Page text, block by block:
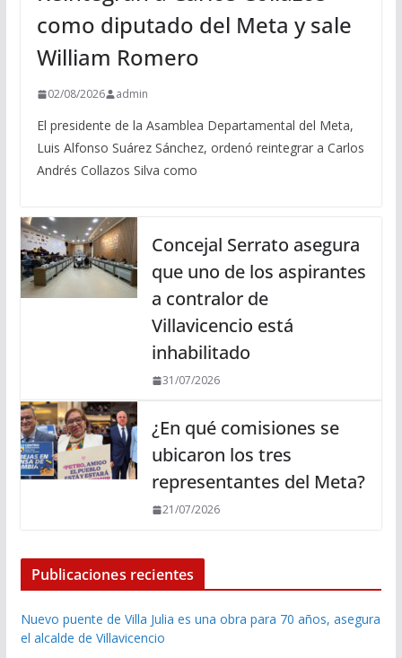
como diputado del Meta y sale
William Romero
02/08/2026 admin
El presidente de la Asamblea Departamental del Meta,
Luis Alfonso Suárez Sánchez, ordenó reintegrar a Carlos
Andrés Collazos Silva como
Concejal Serrato asegura
que uno de los aspirantes
a contralor de
Villavicencio está
inhabilitado
31/07/2026
¿En qué comisiones se
ubicaron los tres
representantes del Meta?
21/07/2026
Publicaciones recientes
Nuevo puente de Villa Julia es una obra para 70 años, asegura
el alcalde de Villavicencio